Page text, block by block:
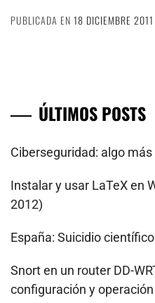
PUBLICADA EN 18 DICIEMBRE 2011
ÚLTIMOS POSTS
Ciberseguridad: algo
Instalar y usar LaTeX en
2012)
España: Suicidio
Snort en un router DD-
configuración y